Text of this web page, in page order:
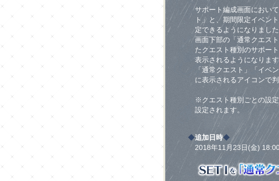
サポート編成画面におい
ト」と、期間限定イベン
定できるようになりまし
画面下部の「通常クエス
たクエスト種別のサポー
表示されるようになりま
「通常クエスト」「イベ
に表示されるアイコンで判
※クエスト種別ごとの設
設定されます。
◆追加日時◆
2018年11月23日(金)